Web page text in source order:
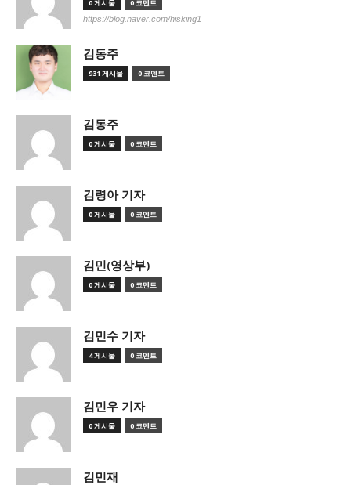
0 게시물 0 코멘트
https://blog.naver.com/hisking1
김동주
931 게시물 0 코멘트
김동주
0 게시물 0 코멘트
김령아 기자
0 게시물 0 코멘트
김민(영상부)
0 게시물 0 코멘트
김민수 기자
4 게시물 0 코멘트
김민우 기자
0 게시물 0 코멘트
김민재